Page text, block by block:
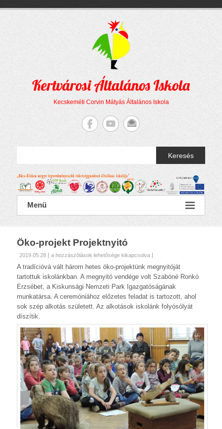
Kertvárosi Általános Iskola
Kecskeméti Corvin Mátyás Általános Iskola
Keresés
Menü
Öko-projekt Projektnyitó
2019.05.28
Öko-
projekt
bejegyzéshez
a hozzászólások lehetősége kikapcsolva
A tradícióvá vált három hetes öko-projektünk megnyitóját
tartottuk iskolánkban. A megnyitó vendége volt Szabóné Ronkó
Erzsébet, a Kiskunsági Nemzeti Park Igazgatóságának
munkatársa. A ceremóniához előzetes feladat is tartozott, ahol
sok szép alkotás született. Az alkotások iskolánk folyósólyát
díszítik.